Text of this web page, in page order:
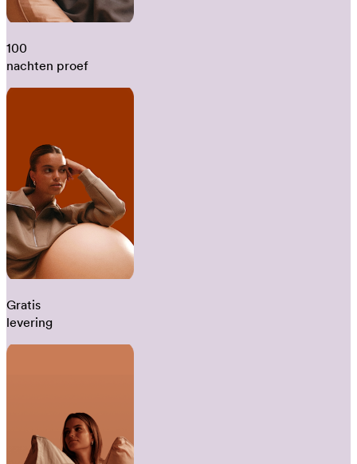
100
nachten proef
Gratis
levering